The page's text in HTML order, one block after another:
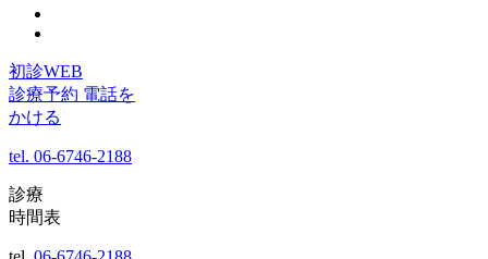
初診WEB
診療予約 電話を
かける
tel. 06-6746-2188
診療
時間表